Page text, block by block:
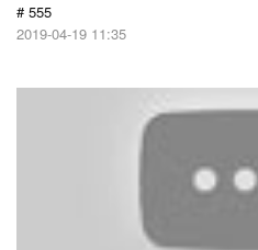
# 555
2019-04-19 11:35